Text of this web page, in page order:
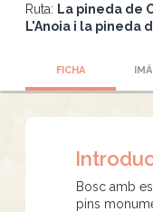
Ruta: La pineda de
L'Anoia i la pineda
FICHA
Bosc amb
pins